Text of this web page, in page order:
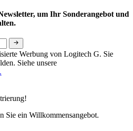
um Ihr Sonderangebot und
Werbung von Logitech G. Sie
Siehe unsere
Sie ein Willkommensangebot.